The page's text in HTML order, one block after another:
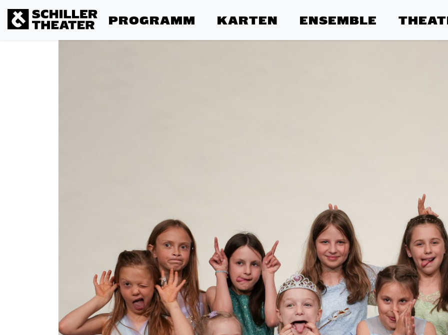
PROGRAMM KARTEN ENSEMBLE